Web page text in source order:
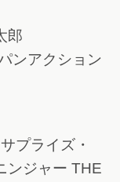
郎
ンアクション
プライズ・
ンジャー THE